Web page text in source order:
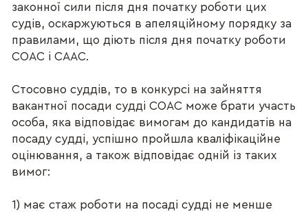
законної сили після дня початку роботи цих
судів, оскаржуються в апеляційному порядку за
правилами, що діють після дня початку роботи
СОАС і СААС.
Стосовно суддів, то в конкурсі на зайняття
вакантної посади судді СОАС може брати участь
особа, яка відповідає вимогам до кандидатів на
посаду судді, успішно пройшла кваліфікаційне
оцінювання, а також відповідає одній із таких
вимог:
1) має стаж роботи на посаді судді не менше